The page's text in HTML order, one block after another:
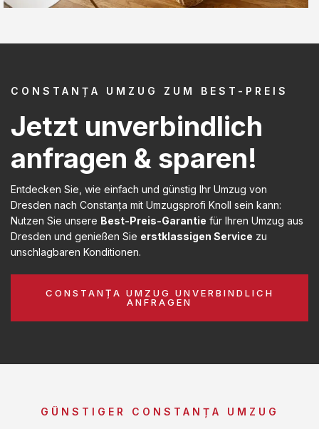
CONSTANȚA UMZUG ZUM BEST-PREIS
Jetzt unverbindlich
anfragen & sparen!
Entdecken Sie, wie einfach und günstig Ihr Umzug von
Dresden nach Constanța mit Umzugsprofi Knoll sein kann:
Nutzen Sie unsere Best-Preis-Garantie für Ihren Umzug aus
Dresden und genießen Sie erstklassigen Service zu
unschlagbaren Konditionen.
CONSTANȚA UMZUG UNVERBINDLICH
ANFRAGEN
GÜNSTIGER CONSTANȚA UMZUG